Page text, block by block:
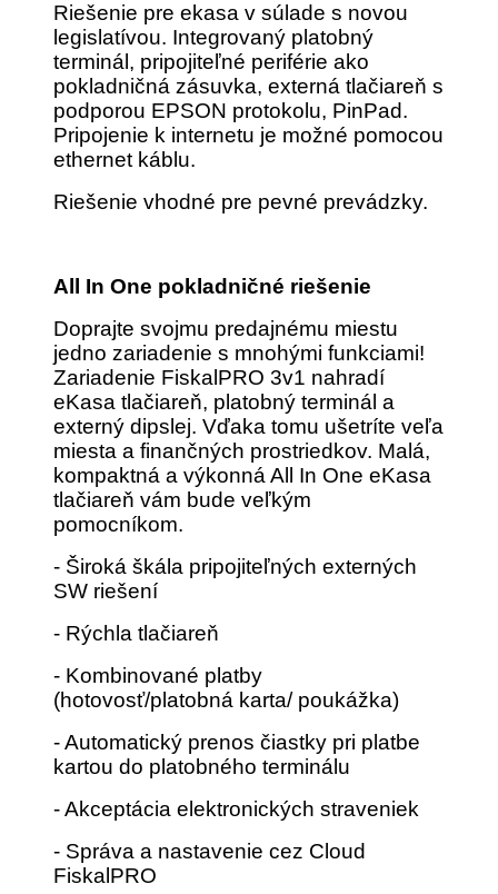
Riešenie pre ekasa v súlade s novou
legislatívou. Integrovaný platobný
terminál, pripojiteľné periférie ako
pokladničná zásuvka, externá tlačiareň s
podporou EPSON protokolu, PinPad.
Pripojenie k internetu je možné pomocou
ethernet káblu.
Riešenie vhodné pre pevné prevádzky.
All In One pokladničné riešenie
Doprajte svojmu predajnému miestu
jedno zariadenie s mnohými funkciami!
Zariadenie FiskalPRO 3v1 nahradí
eKasa tlačiareň, platobný terminál a
externý dipslej. Vďaka tomu ušetríte veľa
miesta a finančných prostriedkov. Malá,
kompaktná a výkonná All In One eKasa
tlačiareň vám bude veľkým
pomocníkom.
- Široká škála pripojiteľných externých
SW riešení
- Rýchla tlačiareň
- Kombinované platby
(hotovosť/platobná karta/ poukážka)
- Automatický prenos čiastky pri platbe
kartou do platobného terminálu
- Akceptácia elektronických straveniek
- Správa a nastavenie cez Cloud
FiskalPRO